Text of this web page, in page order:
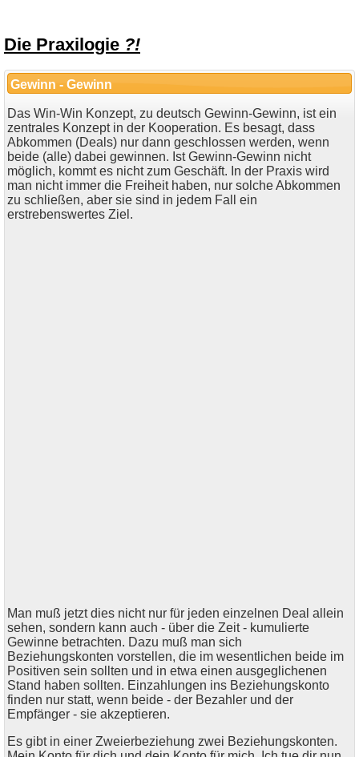
Die Praxilogie ?!
Gewinn - Gewinn
Das Win-Win Konzept, zu deutsch Gewinn-Gewinn, ist ein
zentrales Konzept in der Kooperation. Es besagt, dass
Abkommen (Deals) nur dann geschlossen werden, wenn
beide (alle) dabei gewinnen. Ist Gewinn-Gewinn nicht
möglich, kommt es nicht zum Geschäft. In der Praxis wird
man nicht immer die Freiheit haben, nur solche Abkommen
zu schließen, aber sie sind in jedem Fall ein
erstrebenswertes Ziel.
Man muß jetzt dies nicht nur für jeden einzelnen Deal allein
sehen, sondern kann auch - über die Zeit - kumulierte
Gewinne betrachten. Dazu muß man sich
Beziehungskonten vorstellen, die im wesentlichen beide im
Positiven sein sollten und in etwa einen ausgeglichenen
Stand haben sollten. Einzahlungen ins Beziehungskonto
finden nur statt, wenn beide - der Bezahler und der
Empfänger - sie akzeptieren.
Es gibt in einer Zweierbeziehung zwei Beziehungskonten.